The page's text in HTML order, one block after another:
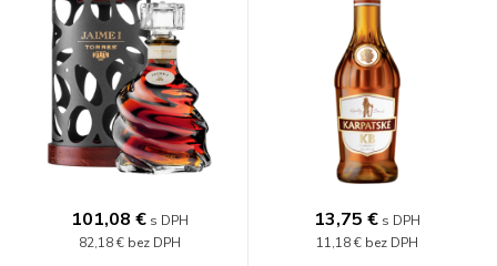
101,08 € s DPH
82,18 € bez DPH
13,75 € s DPH
11,18 € bez DPH